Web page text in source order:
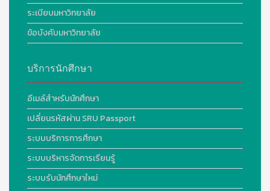
ระเบียบมหาวิทยาลัย
ข้อบังคับมหาวิทยาลัย
บริการนักศึกษา
อีเมล์สำหรับนักศึกษา
เปลี่ยนรหัสผ่าน SRU Passport
ระบบบริการการศึกษา
ระบบบริหารจัดการเรียนรู้
ระบบรับนักศึกษาใหม่